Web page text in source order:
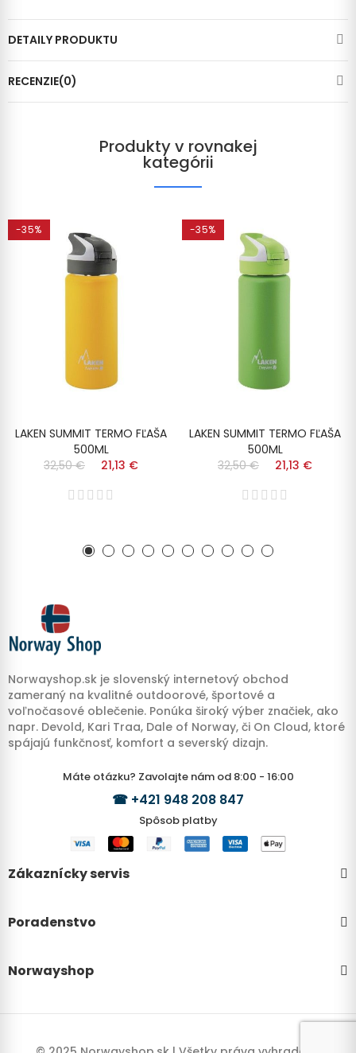
DETAILY PRODUKTU
RECENZIE(0)
Produkty v rovnakej
kategórii
-35%
LAKEN SUMMIT TERMO FĽAŠA
500ML
32,50 €
21,13 €
-35%
LAKEN SUMMIT TERMO FĽAŠA
500ML
32,50 €
21,13 €
Norwayshop.sk je slovenský internetový obchod
zameraný na kvalitné outdoorové, športové a
voľnočasové oblečenie. Ponúka široký výber značiek, ako
napr. Devold, Kari Traa, Dale of Norway, či On Cloud, ktoré
spájajú funkčnosť, komfort a severský dizajn.
Máte otázku? Zavolajte nám od 8:00 - 16:00
☎ +421 948 208 847
Spôsob platby
Zákaznícky servis
Poradenstvo
Norwayshop